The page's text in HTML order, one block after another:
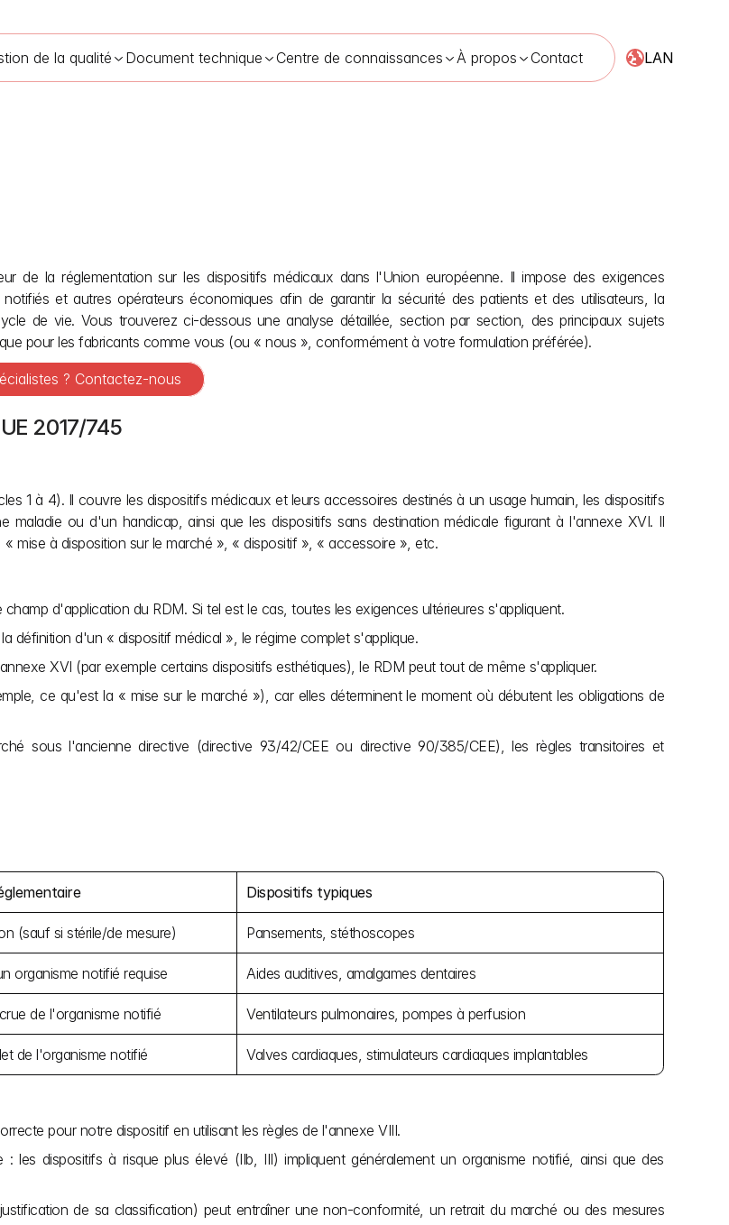
de la qualité Document technique Centre de connaissances À propos Contact LAN
de la réglementation sur les dispositifs médicaux dans l'Union européenne. Il impose des exigences
et autres opérateurs économiques afin de garantir la sécurité des patients et des utilisateurs, la
de vie. Vous trouverez ci-dessous une analyse détaillée, section par section, des principaux sujets
pour les fabricants comme vous (ou « nous », conformément à votre formulation préférée).
? Contactez-nous
2017/745
1 à 4). Il couvre les dispositifs médicaux et leurs accessoires destinés à un usage humain, les dispositifs
maladie ou d'un handicap, ainsi que les dispositifs sans destination médicale figurant à l'annexe XVI. Il
mise à disposition sur le marché », « dispositif », « accessoire », etc.
d'application du RDM. Si tel est le cas, toutes les exigences ultérieures s'appliquent.
définition d'un « dispositif médical », le régime complet s'applique.
XVI (par exemple certains dispositifs esthétiques), le RDM peut tout de même s'appliquer.
ce qu'est la « mise sur le marché »), car elles déterminent le moment où débutent les obligations de
sous l'ancienne directive (directive 93/42/CEE ou directive 90/385/CEE), les règles transitoires et
Dispositifs typiques
(sauf si stérile/de mesure) Pansements, stéthoscopes
organisme notifié requise Aides auditives, amalgames dentaires
de l'organisme notifié Ventilateurs pulmonaires, pompes à perfusion
de l'organisme notifié Valves cardiaques, stimulateurs cardiaques implantables
pour notre dispositif en utilisant les règles de l'annexe VIII.
les dispositifs à risque plus élevé (IIb, III) impliquent généralement un organisme notifié, ainsi que des
de sa classification) peut entraîner une non-conformité, un retrait du marché ou des mesures